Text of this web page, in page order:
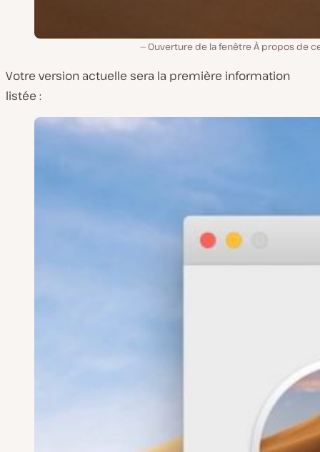
Ouverture de la fenêtre À propos de
Votre version actuelle sera la première information
listée :